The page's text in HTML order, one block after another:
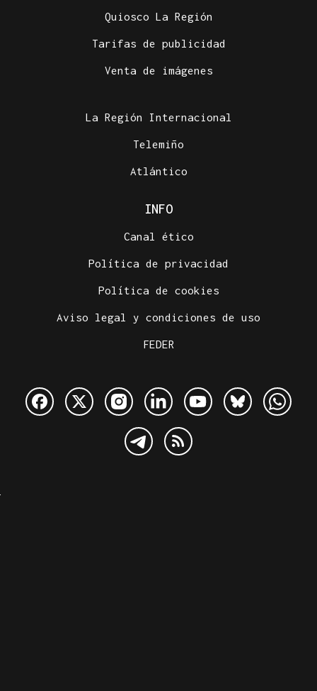
Quiosco La Región
Tarifas de publicidad
Venta de imágenes
La Región Internacional
Telemiño
Atlántico
INFO
Canal ético
Política de privacidad
Política de cookies
Aviso legal y condiciones de uso
FEDER